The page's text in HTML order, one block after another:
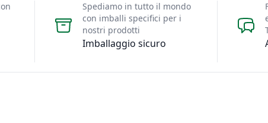
Imballaggio sicuro
Spediamo in tutto il mondo
con imballi specifici per i
nostri prodotti